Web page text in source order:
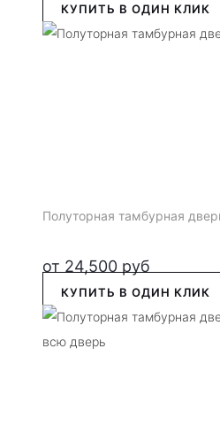
КУПИТЬ В ОДИН КЛИК
Полуторная тамбурная
от 24,500 руб
КУПИТЬ В ОДИН КЛИК